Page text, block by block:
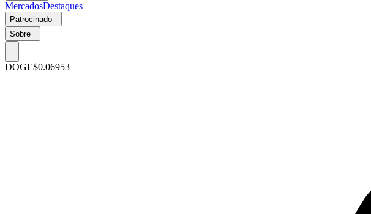
MercadosDestaques
Patrocinado
Sobre
DOGE$0.06953